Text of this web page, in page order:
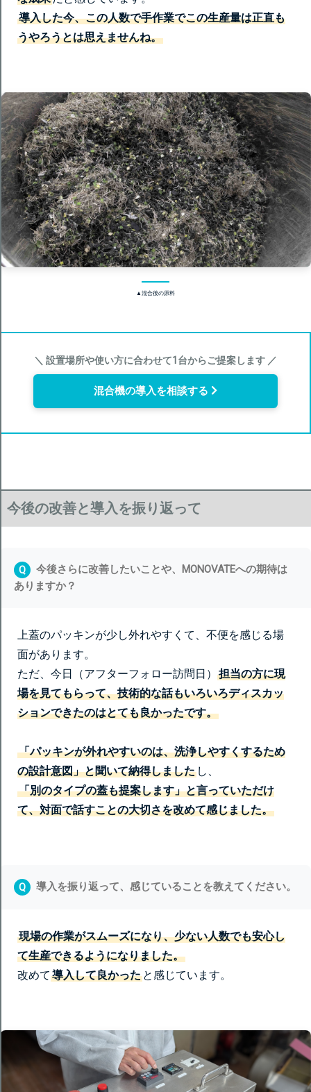
導入した今、この人数で手作業でこの生産量は正直も
うやろうとは思えませんね。
▲混合後の原料
＼ 設置場所や使い方に合わせて1台からご提案します ／
混合機の導入を相談する
今後の改善と導入を振り返って
Q
今後さらに改善したいことや、MONOVATEへの期待は
ありますか？
上蓋のパッキンが少し外れやすくて、不便を感じる場
面があります。
ただ、今日（アフターフォロー訪問日）
担当の方に現
場を見てもらって、技術的な話もいろいろディスカッ
ションできたのはとても良かったです。
「パッキンが外れやすいのは、洗浄しやすくするため
の設計意図」と聞いて納得しました し、
「別のタイプの蓋も提案します」と言っていただけ
て、対面で話すことの大切さを改めて感じました。
Q 導入を振り返って、感じていることを教えてください。
現場の作業がスムーズになり、少ない人数でも安心し
て生産できるようになりました。
改めて 導入して良かった と感じています。